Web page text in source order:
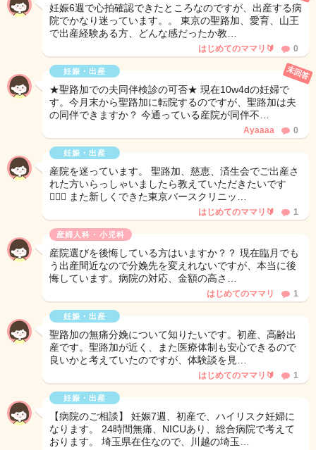
妊娠6週で心拍確認できたところなのですが、出産する病
院でかなり迷っています。。 東京の聖路加、愛育、山王
で出産経験ある方、どんな感だったか教…
はじめてのママリ🔰 0
妊娠・出産
★聖路加での夫同伴検診の可否★ 現在10w4dの妊婦で
す。今月末から聖路加に転院するのですが、聖路加は夫
の同伴できますか？ 今通っている産院が同伴不…
未回答
Ayaaaa 0
妊娠・出産
産院を迷っています。 聖路加、慈恵、済生会でご出産さ
れた方いらっしゃいましたら教えていただきたいです
🙇‍♀️✨ また新しくできた東京バースクリニッ…
はじめてのママリ🔰 1
産婦人科・小児科
産院選びを後悔している方はいますか？？ 現在臨月でも
う出産間近なので分娩先を変えれないですが、本当に後
悔しています。病院の対応、金額の高さ…
はじめてのママリ 1
妊娠・出産
聖路加の無痛分娩について知りたいです。初産、高齢出
産です。聖路加が近く、また医療体制も安心できるので
良いかと考えていたのですが、体験談を見…
はじめてのママリ🔰 1
妊娠・出産
【病院のご相談】 妊娠7週、初産で、ハイリスク妊婦に
なります。 24時間無痛、NICUあり、総合病院で考えて
おります。 埼玉県在住なので、川越の埼玉…